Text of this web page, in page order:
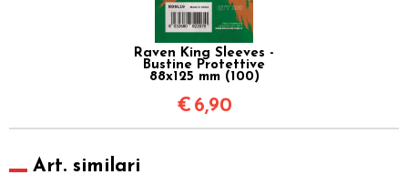
Raven King Sleeves -
Bustine Protettive
88x125 mm (100)
€ 6,90
Art. similari